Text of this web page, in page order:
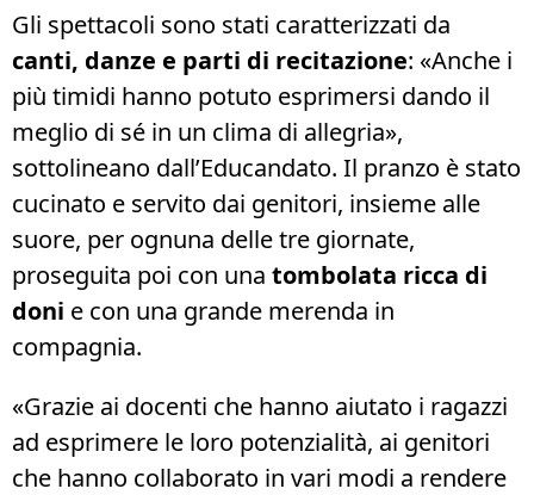
Gli spettacoli sono stati caratterizzati da
canti, danze e parti di recitazione: «Anche i
più timidi hanno potuto esprimersi dando il
meglio di sé in un clima di allegria»,
sottolineano dall’Educandato. Il pranzo è stato
cucinato e servito dai genitori, insieme alle
suore, per ognuna delle tre giornate,
proseguita poi con una tombolata ricca di
doni e con una grande merenda in
compagnia.
«Grazie ai docenti che hanno aiutato i ragazzi
ad esprimere le loro potenzialità, ai genitori
che hanno collaborato in vari modi a rendere